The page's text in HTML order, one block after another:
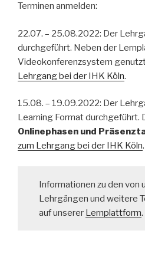
Terminen anmelden:
22.07. – 25.08.2022: Der
durchgeführt. Neben der
Videokonferenzsystem genutzt
Lehrgang bei der IHK Köln.
15.08. – 19.09.2022: Der
Learning Format durchgeführt.
Onlinephasen und
zum Lehrgang bei der IHK Köln.
Informationen zu den von
Lehrgängen und weitere
auf unserer Lernplattform.